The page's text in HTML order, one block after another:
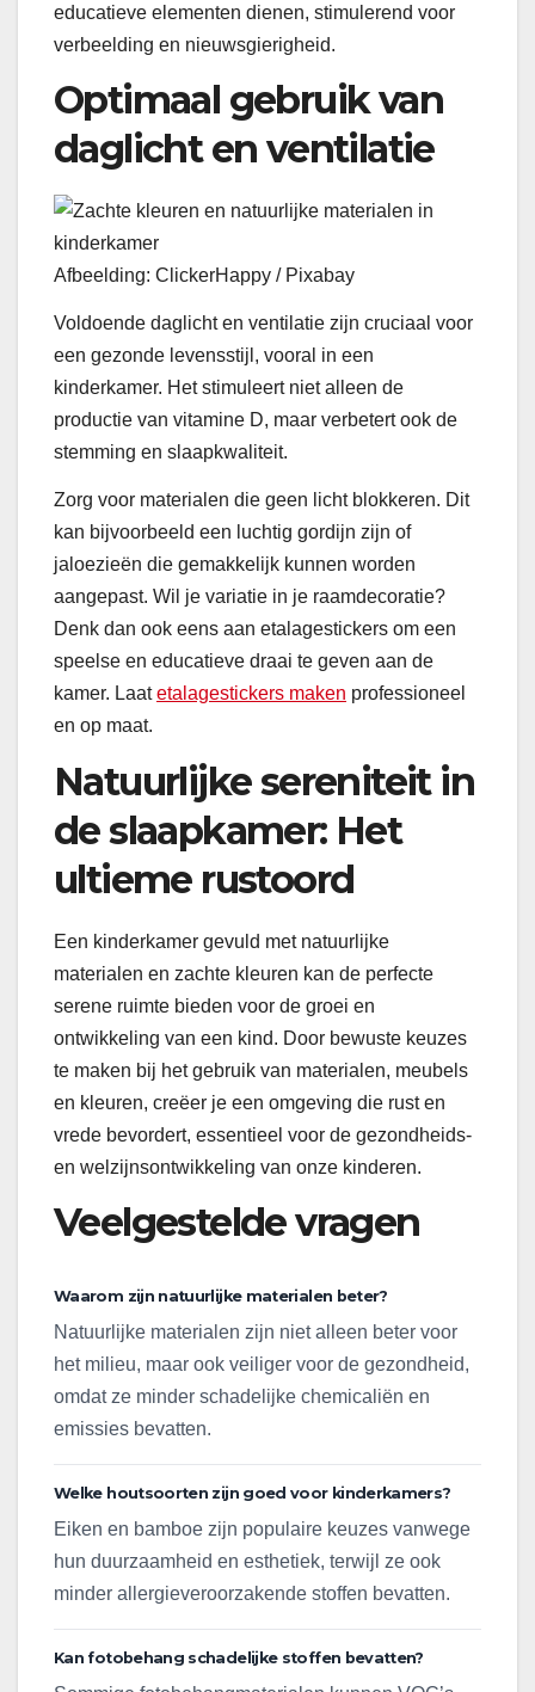
educatieve elementen dienen, stimulerend voor
verbeelding en nieuwsgierigheid.
Optimaal gebruik van
daglicht en ventilatie
Afbeelding: ClickerHappy / Pixabay
Voldoende daglicht en ventilatie zijn cruciaal voor
een gezonde levensstijl, vooral in een
kinderkamer. Het stimuleert niet alleen de
productie van vitamine D, maar verbetert ook de
stemming en slaapkwaliteit.
Zorg voor materialen die geen licht blokkeren. Dit
kan bijvoorbeeld een luchtig gordijn zijn of
jaloezieën die gemakkelijk kunnen worden
aangepast. Wil je variatie in je raamdecoratie?
Denk dan ook eens aan etalagestickers om een
speelse en educatieve draai te geven aan de
kamer. Laatetalagestickers maken professioneel
en op maat.
Natuurlijke sereniteit in
de slaapkamer: Het
ultieme rustoord
Een kinderkamer gevuld met natuurlijke
materialen en zachte kleuren kan de perfecte
serene ruimte bieden voor de groei en
ontwikkeling van een kind. Door bewuste keuzes
te maken bij het gebruik van materialen, meubels
en kleuren, creëer je een omgeving die rust en
vrede bevordert, essentieel voor de gezondheids-
en welzijnsontwikkeling van onze kinderen.
Veelgestelde vragen
Waarom zijn natuurlijke materialen beter?
Natuurlijke materialen zijn niet alleen beter voor
het milieu, maar ook veiliger voor de gezondheid,
omdat ze minder schadelijke chemicaliën en
emissies bevatten.
Welke houtsoorten zijn goed voor kinderkamers?
Eiken en bamboe zijn populaire keuzes vanwege
hun duurzaamheid en esthetiek, terwijl ze ook
minder allergieveroorzakende stoffen bevatten.
Kan fotobehang schadelijke stoffen bevatten?